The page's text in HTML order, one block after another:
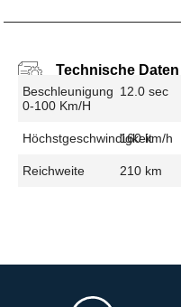
Technische Daten
Beschleunigung
0-100 Km/h
12.0 sec
Höchstgeschwindigkeit
160 km/h
Reichweite 210 km